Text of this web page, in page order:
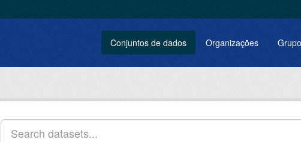
Conjuntos de dados Organizações